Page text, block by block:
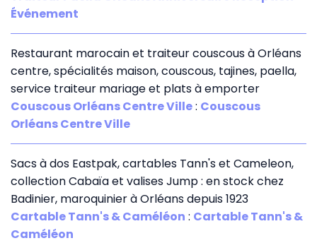
Événement
Restaurant marocain et traiteur couscous à Orléans
centre, spécialités maison, couscous, tajines, paella,
service traiteur mariage et plats à emporter
Couscous Orléans Centre Ville: Couscous
Orléans Centre Ville
Sacs à dos Eastpak, cartables Tann's et Cameleon,
collection Cabaïa et valises Jump : en stock chez
Badinier, maroquinier à Orléans depuis 1923
Cartable Tann's & Caméléon : Cartable Tann's &
Caméléon